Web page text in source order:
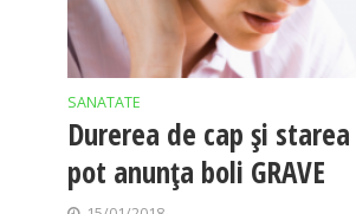
SANATATE
Durerea de cap și
pot anunța boli GRAVE